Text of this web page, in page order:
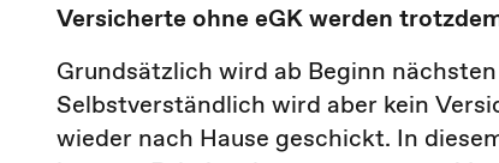
Versicherte ohne eGK werden
Grundsätzlich wird ab Beginn
Selbstverständlich wird aber kein
wieder nach Hause geschickt. In